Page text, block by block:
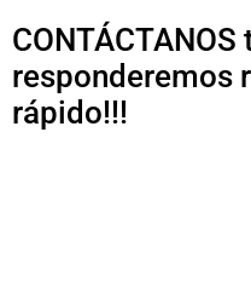
CONTÁCTANOS
responderemos
rápido!!!